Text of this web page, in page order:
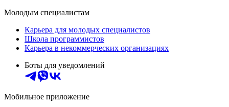
Молодым специалистам
Карьера для молодых специалистов
Школа программистов
Карьера в некоммерческих организациях
Боты для уведомлений
Мобильное приложение